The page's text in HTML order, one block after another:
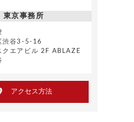
東京事務所
渋谷3-5-16
クエアビル 2F ABLAZE
アクセス方法